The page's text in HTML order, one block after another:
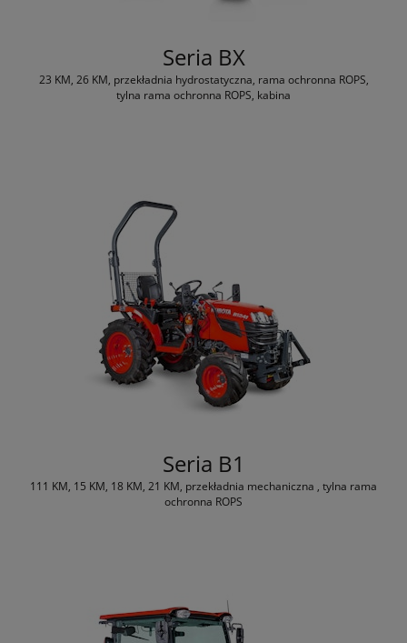
Seria BX
23 KM, 26 KM, przekładnia hydrostatyczna, rama ochronna ROPS,
tylna rama ochronna ROPS, kabina
Seria B1
111 KM, 15 KM, 18 KM, 21 KM, przekładnia mechaniczna , tylna rama
ochronna ROPS